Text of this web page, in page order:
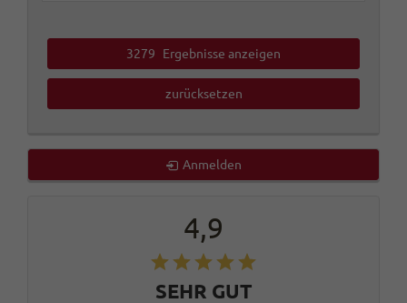
3279 Ergebnisse anzeigen
zurücksetzen
Anmelden
4,9
SEHR GUT